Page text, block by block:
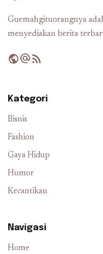
Guemahgituorangnya
menyediakan berita
publicalternate_emailrss_feed
Kategori
Bisnis
Fashion
Gaya Hidup
Humor
Kecantikan
Navigasi
Home